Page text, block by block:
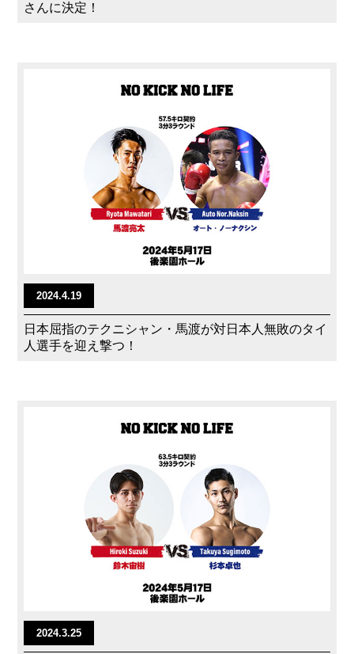
さんに決定！
2024.4.19
日本屈指のテクニシャン・馬渡が対日本人無敗のタイ
人選手を迎え撃つ！
2024.3.25